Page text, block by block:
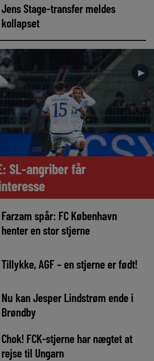
Jens Stage-transfer meldes
kollapset
►
SL-angriber får
Farzam spår: FC København
henter en stor stjerne
Tillykke, AGF – en stjerne er født!
Nu kan Jesper Lindstrøm ende i
Brøndby
Chok! FCK-stjerne har nægtet at
rejse til Ungarn